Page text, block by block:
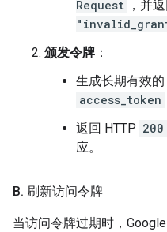
Request ，并
颁发令牌 ：
生成长期有效的
access_token
返回 HTTP 200
应。
B. 刷新访问令牌
当访问令牌过期时，